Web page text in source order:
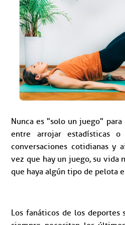
Nunca es "solo un juego"
entre arrojar estadísticas
conversaciones cotidianas y
vez que hay un juego, su vida
que haya algún tipo de pelota
Los fanáticos de los